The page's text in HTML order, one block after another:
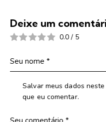
Deixe um
0.0 / 5
Salvar meus dados
que eu comentar.